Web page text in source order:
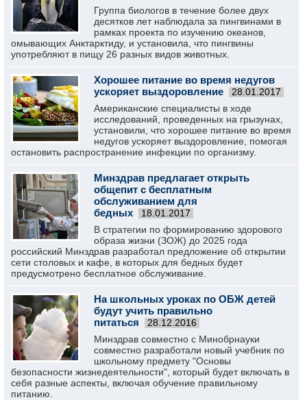
Группа биологов в течение более двух
десятков лет наблюдала за пингвинами в
рамках проекта по изучению океанов,
омывающих Анктарктиду, и установила, что пингвины
употребляют в пищу 26 разных видов животных.
Хорошее питание во время недугов
ускоряет выздоровление‍
28.01.2017
Американские специалисты в ходе
исследований, проведенных на грызунах,
установили, что хорошее питание во время
недугов ускоряет выздоровление‍, помогая
остановить распространение инфекции по организму.
Минздрав предлагает открыть
общепит с бесплатным
обслуживанием для
бедных
18.01.2017
В стратегии по формированию здорового
образа жизни (ЗОЖ) до 2025 года
российский Минздрав разработал предложение об открытии
сети столовых и кафе, в которых для бедных будет
предусмотрено бесплатное обслуживание.
На школьных уроках по ОБЖ детей
будут учить правильно
питаться
28.12.2016
Минздрав совместно с Минобрнауки
совместно разработали новый учебник по
школьному предмету "Основы
безопасности жизнедеятельности", который будет включать в
себя разные аспекты, включая обучение правильному
питанию.